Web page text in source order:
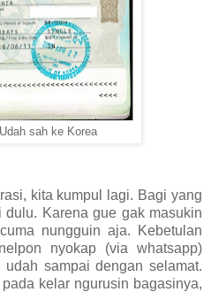
sah ke Korea
kita kumpul lagi. Bagi yang
Karena gue gak masukin
nungguin aja. Kebetulan
nyokap (via whatsapp)
sampai dengan selamat.
kelar ngurusin bagasinya,